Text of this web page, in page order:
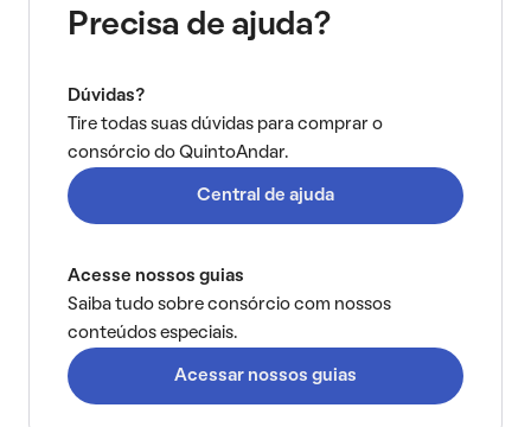
Precisa de ajuda?
Dúvidas?
Tire todas suas dúvidas para comprar o
consórcio do QuintoAndar.
Central de ajuda
Acesse nossos guias
Saiba tudo sobre consórcio com nossos
conteúdos especiais.
Acessar nossos guias